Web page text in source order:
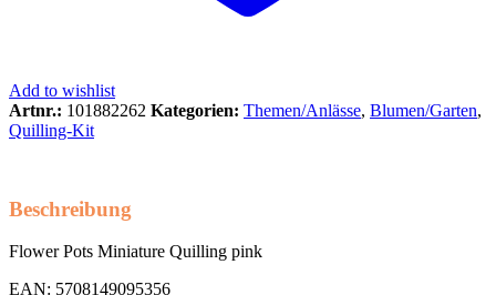
Add to wishlist
Artnr.: 101882262 Kategorien: Themen/Anlässe, Blumen/Garten,
Quilling-Kit
Beschreibung
Flower Pots Miniature Quilling pink
EAN: 5708149095356